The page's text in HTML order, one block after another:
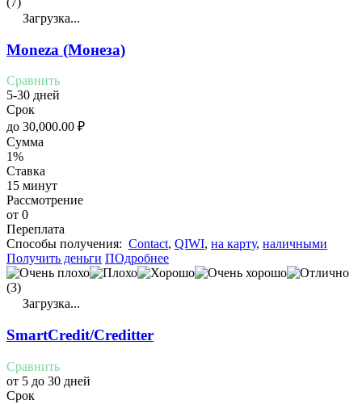
Загрузка...
Moneza (Монеза)
Сравнить
5-30 дней
Срок
до 30,000.00 ₽
Сумма
1%
Ставка
15 минут
Рассмотрение
от 0
Переплата
Cпособы получения: Contact, QIWI, на карту, наличными
Получить деньги ПОдробнее
(3)
Загрузка...
SmartCredit/Creditter
Сравнить
от 5 до 30 дней
Срок